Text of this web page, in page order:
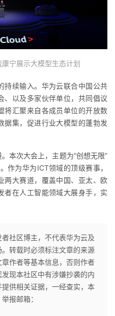
宁展示大模型生态计划
持续输入。华为云联合中国公共
、以及多家伙伴单位，共同倡议
将汇聚来自各成员单位的开放数
据集，促进行业大模型的蓬勃发
本次大会上，主题为“创想无限”
作为华为ICT领域的顶级赛事，
两大赛道，覆盖中国、亚太、欧
者在人工智能领域大展身手，实
者社区博主，不代表华为云及
转载时必须标注文章的来源
章作者等基本信息，否则作者
现本社区中有涉嫌抄袭的内
供相关证据，一经查实，本
报邮箱：